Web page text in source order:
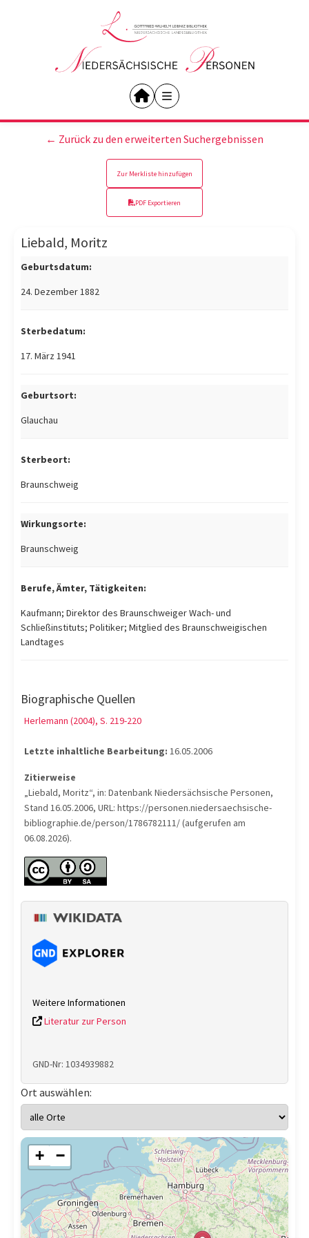
← Zurück zu den erweiterten Suchergebnissen
Zur Merkliste hinzufügen
PDF Exportieren
Liebald, Moritz
Geburtsdatum:
24. Dezember 1882
Sterbedatum:
17. März 1941
Geburtsort:
Glauchau
Sterbeort:
Braunschweig
Wirkungsorte:
Braunschweig
Berufe, Ämter, Tätigkeiten:
Kaufmann; Direktor des Braunschweiger Wach- und
Schließinstituts; Politiker; Mitglied des Braunschweigischen
Landtages
Biographische Quellen
Herlemann (2004), S. 219-220
Letzte inhaltliche Bearbeitung: 16.05.2006
Zitierweise
„Liebald, Moritz“, in: Datenbank Niedersächsische Personen,
Stand 16.05.2006, URL: https://personen.niedersaechsische-
bibliographie.de/person/1786782111/ (aufgerufen am
06.08.2026).
Weitere Informationen
Literatur zur Person
GND-Nr: 1034939882
Ort auswählen:
+ −